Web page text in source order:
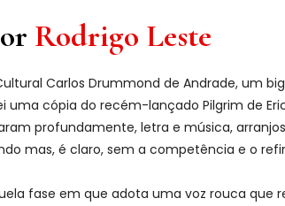
Rodrigo Leste
Carlos Drummond de Andrade, um
cópia do recém-lançado Pilgrim de
profundamente, letra e música,
mas, é claro, sem a competência e o
fase em que adota uma voz rouca que